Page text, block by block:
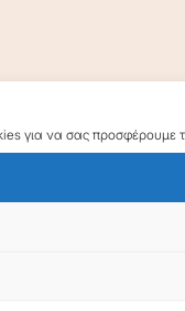
για να σας προσφέρουμε